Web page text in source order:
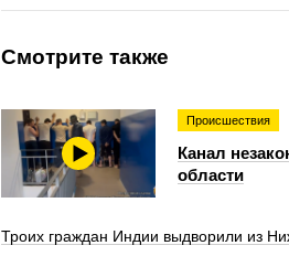
Смотрите также
Происшествия
Канал
области
Троих граждан Индии выдворили из